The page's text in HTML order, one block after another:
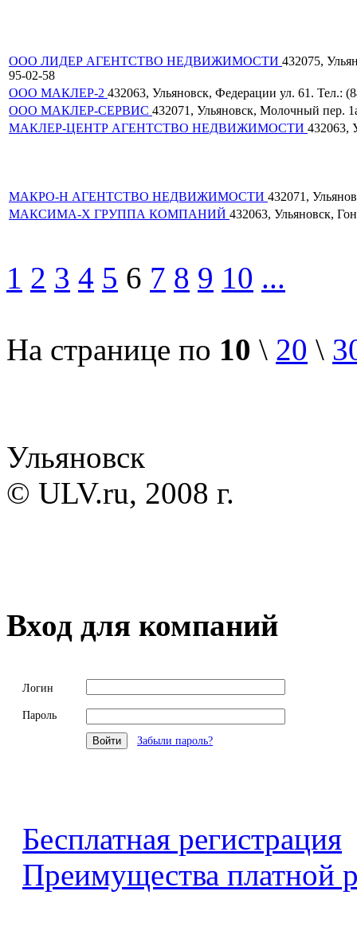
ООО ЛИДЕР АГЕНТСТВО НЕДВИЖИМОСТИ 432075,
95-02-58
ООО МАКЛЕР-2 432063, Ульяновск, Федерации ул. 61. Тел.:
ООО МАКЛЕР-СЕРВИС 432071, Ульяновск, Молочный пер.
МАКЛЕР-ЦЕНТР АГЕНТСТВО НЕДВИЖИМОСТИ 432063,
МАКРО-Н АГЕНТСТВО НЕДВИЖИМОСТИ 432071,
МАКСИМА-Х ГРУППА КОМПАНИЙ 432063, Ульяновск,
1 2 3 4 5 6 7 8 9 10 ...
На странице по 10 \ 20 \
Ульяновск
© ULV.ru, 2008 г.
Вход для компаний
Логин
Пароль
Забыли пароль?
Бесплатная регистрация
Преимущества платной